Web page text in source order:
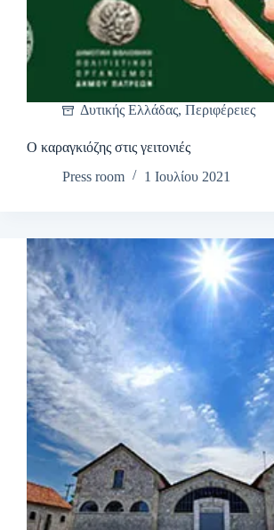
Δυτικής Ελλάδας, Περιφέρειες
Ο καραγκιόζης στις γειτονιές
Press room
1 Ιουλίου 2021